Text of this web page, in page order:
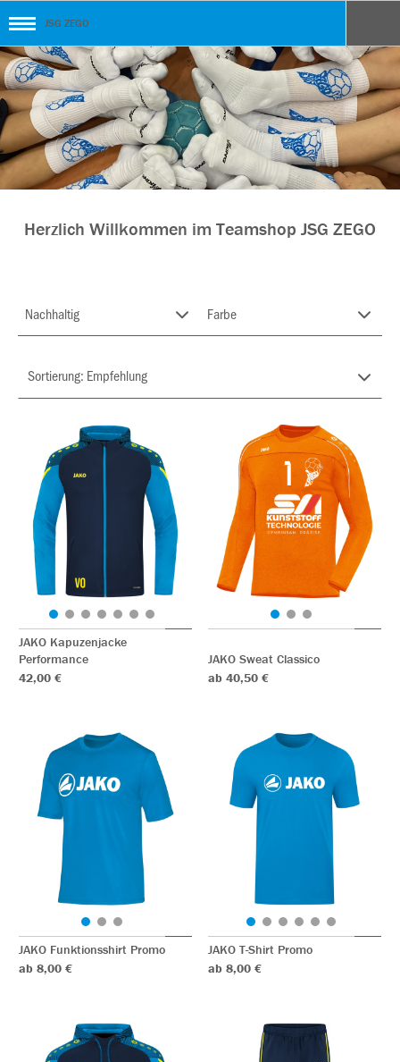
JSG ZEGO
Herzlich Willkommen im Teamshop JSG ZEGO
Nachhaltig Farbe
JAKO Kapuzenjacke
Performance
42,00 €
JAKO Sweat Classico
ab 40,50 €
JAKO Funktionsshirt Promo
ab 8,00 €
JAKO T-Shirt Promo
ab 8,00 €